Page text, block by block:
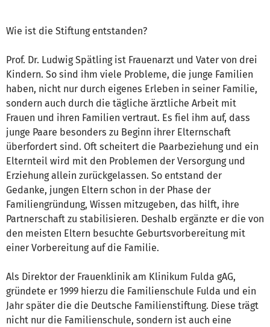
Wie ist die Stiftung entstanden?
Prof. Dr. Ludwig Spätling ist Frauenarzt und Vater von drei
Kindern. So sind ihm viele Probleme, die junge Familien
haben, nicht nur durch eigenes Erleben in seiner Familie,
sondern auch durch die tägliche ärztliche Arbeit mit
Frauen und ihren Familien vertraut. Es fiel ihm auf, dass
junge Paare besonders zu Beginn ihrer Elternschaft
überfordert sind. Oft scheitert die Paarbeziehung und ein
Elternteil wird mit den Problemen der Versorgung und
Erziehung allein zurückgelassen. So entstand der
Gedanke, jungen Eltern schon in der Phase der
Familiengründung, Wissen mitzugeben, das hilft, ihre
Partnerschaft zu stabilisieren. Deshalb ergänzte er die von
den meisten Eltern besuchte Geburtsvorbereitung mit
einer Vorbereitung auf die Familie.
Als Direktor der Frauenklinik am Klinikum Fulda gAG,
gründete er 1999 hierzu die Familienschule Fulda und ein
Jahr später die die Deutsche Familienstiftung. Diese trägt
nicht nur die Familienschule, sondern ist auch eine